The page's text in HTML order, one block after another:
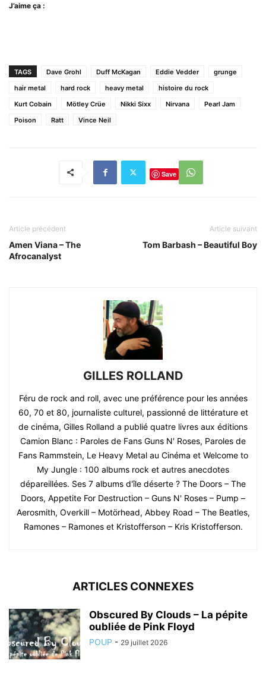
J’aime ça :
TAGS Dave Grohl Duff McKagan Eddie Vedder
grunge
hair metal
hard rock heavy metal
histoire du rock
Kurt Cobain
Mötley Crüe Nikki Sixx Nirvana
Pearl Jam
Poison
Ratt Vince Neil
Save
Article précédent
Amen Viana – The
Afrocanalyst
Article suivant
Tom Barbash – Beautiful Boy
GILLES ROLLAND
Féru de rock and roll, avec une préférence pour les années
60, 70 et 80, journaliste culturel, passionné de littérature et
de cinéma, Gilles Rolland a publié quatre livres aux éditions
Camion Blanc : Paroles de Fans Guns N' Roses, Paroles de
Fans Rammstein, Le Heavy Metal au Cinéma et Welcome to
My Jungle : 100 albums rock et autres anecdotes
dépareillées. Ses 7 albums d'île déserte ? The Doors – The
Doors, Appetite For Destruction – Guns N' Roses – Pump –
Aerosmith, Overkill – Motörhead, Abbey Road – The Beatles,
Ramones – Ramones et Kristofferson – Kris Kristofferson.
ARTICLES CONNEXES
Obscured By Clouds – La pépite
oubliée de Pink Floyd
POUP - 29 juillet 2026